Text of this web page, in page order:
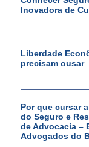
Inovadora de
Liberdade
precisam ousar
Por que cursar
do Seguro e
de Advocacia –
Advogados do